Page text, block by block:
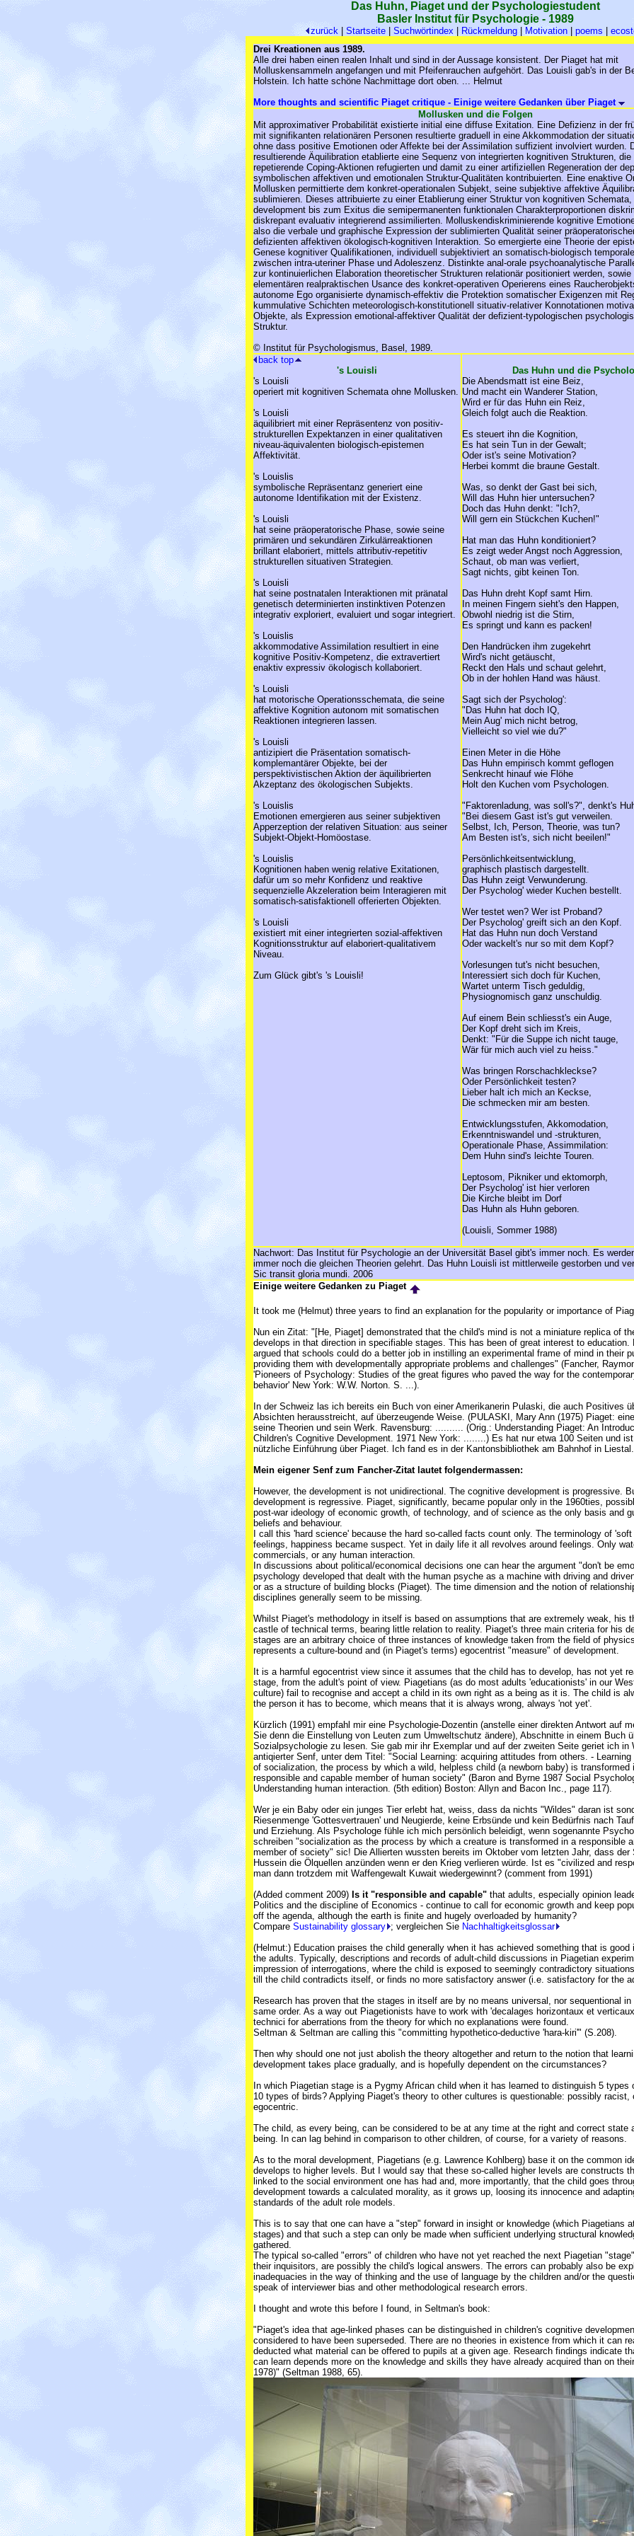
Das Huhn, Piaget und der Psychologiestudent
Basler Institut für Psychologie - 1989
zurück| Startseite| Suchwörtindex| Rückmeldung| Motivation| poems
Drei Kreationen aus 1989.
Alle drei haben einen realen Inhalt und sind in der Aussage konsistent. Der Piaget hat mit
Molluskensammeln angefangen und mit Pfeifenrauchen aufgehört. Das Louisli gab's in der
Holstein. Ich hatte schöne Nachmittage dort oben. ... Helmut
More thoughts and scientific Piaget critique - Einige weitere Gedanken über Piaget
Mollusken und die Folgen
Mit approximativer Probabilität existierte initial eine diffuse Exitation. Eine Defizienz in der
mit signifikanten relationären Personen resultierte graduell in eine Akkommodation der
ohne dass positive Emotionen oder Affekte bei der Assimilation suffizient involviert wurden.
resultierende Äquilibration etablierte eine Sequenz von integrierten kognitiven Strukturen, die
repetierende Coping-Aktionen refugierten und damit zu einer artifiziellen Regeneration der
symbolischen affektiven und emotionalen Struktur-Qualitäten kontribuierten. Eine enaktive
Mollusken permittierte dem konkret-operationalen Subjekt, seine subjektive affektive
sublimieren. Dieses attribuierte zu einer Etablierung einer Struktur von kognitiven
development bis zum Exitus die semipermanenten funktionalen Charakterproportionen
diskrepant evaluativ integrierend assimilierten. Molluskendiskriminierende kognitive
also die verbale und graphische Expression der sublimierten Qualität seiner
defizienten affektiven ökologisch-kognitiven Interaktion. So emergierte eine Theorie der
Genese kognitiver Qualifikationen, individuell subjektiviert an somatisch-biologisch
zwischen intra-uteriner Phase und Adoleszenz. Distinkte anal-orale psychoanalytische
zur kontinuierlichen Elaboration theoretischer Strukturen relationär positioniert werden, sowie
elementären realpraktischen Usance des konkret-operativen Operierens eines
autonome Ego organisierte dynamisch-effektiv die Protektion somatischer Exigenzen mit
kummulative Schichten meteorologisch-konstitutionell situativ-relativer Konnotationen
Objekte, als Expression emotional-affektiver Qualität der defizient-typologischen
Struktur.
© Institut für Psychologismus, Basel, 1989.
back top
's Louisli
's Louisli
operiert mit kognitiven Schemata ohne Mollusken.
's Louisli
äquilibriert mit einer Repräsentenz von positiv-
strukturellen Expektanzen in einer qualitativen
niveau-äquivalenten biologisch-epistemen
Affektivität.
's Louislis
symbolische Repräsentanz generiert eine
autonome Identifikation mit der Existenz.
's Louisli
hat seine präoperatorische Phase, sowie seine
primären und sekundären Zirkulärreaktionen
brillant elaboriert, mittels attributiv-repetitiv
strukturellen situativen Strategien.
's Louisli
hat seine postnatalen Interaktionen mit pränatal
genetisch determinierten instinktiven Potenzen
integrativ exploriert, evaluiert und sogar integriert.
's Louislis
akkommodative Assimilation resultiert in eine
kognitive Positiv-Kompetenz, die extravertiert
enaktiv expressiv ökologisch kollaboriert.
's Louisli
hat motorische Operationsschemata, die seine
affektive Kognition autonom mit somatischen
Reaktionen integrieren lassen.
's Louisli
antizipiert die Präsentation somatisch-
komplemantärer Objekte, bei der
perspektivistischen Aktion der äquilibrierten
Akzeptanz des ökologischen Subjekts.
's Louislis
Emotionen emergieren aus seiner subjektiven
Apperzeption der relativen Situation: aus seiner
Subjekt-Objekt-Homöostase.
's Louislis
Kognitionen haben wenig relative Exitationen,
dafür um so mehr Konfidenz und reaktive
sequenzielle Akzeleration beim Interagieren mit
somatisch-satisfaktionell offerierten Objekten.
's Louisli
existiert mit einer integrierten sozial-affektiven
Kognitionsstruktur auf elaboriert-qualitativem
Niveau.
Zum Glück gibt's 's Louisli!
Das Huhn und die
Die Abendsmatt ist eine Beiz,
Und macht ein Wanderer Station,
Wird er für das Huhn ein Reiz,
Gleich folgt auch die Reaktion.
Es steuert ihn die Kognition,
Es hat sein Tun in der Gewalt;
Oder ist's seine Motivation?
Herbei kommt die braune Gestalt.
Was, so denkt der Gast bei sich,
Will das Huhn hier untersuchen?
Doch das Huhn denkt: "Ich?,
Will gern ein Stückchen Kuchen!"
Hat man das Huhn konditioniert?
Es zeigt weder Angst noch Aggression,
Schaut, ob man was verliert,
Sagt nichts, gibt keinen Ton.
Das Huhn dreht Kopf samt Hirn.
In meinen Fingern sieht's den Happen,
Obwohl niedrig ist die Stirn,
Es springt und kann es packen!
Den Handrücken ihm zugekehrt
Wird's nicht getäuscht,
Reckt den Hals und schaut gelehrt,
Ob in der hohlen Hand was häust.
Sagt sich der Psycholog':
"Das Huhn hat doch IQ,
Mein Aug' mich nicht betrog,
Vielleicht so viel wie du?"
Einen Meter in die Höhe
Das Huhn empirisch kommt geflogen
Senkrecht hinauf wie Flöhe
Holt den Kuchen vom Psychologen.
"Faktorenladung, was soll's?", denkt's
"Bei diesem Gast ist's gut verweilen.
Selbst, Ich, Person, Theorie, was tun?
Am Besten ist's, sich nicht beeilen!"
Persönlichkeitsentwicklung,
graphisch plastisch dargestellt.
Das Huhn zeigt Verwunderung.
Der Psycholog' wieder Kuchen bestellt.
Wer testet wen? Wer ist Proband?
Der Psycholog' greift sich an den Kopf.
Hat das Huhn nun doch Verstand
Oder wackelt's nur so mit dem Kopf?
Vorlesungen tut's nicht besuchen,
Interessiert sich doch für Kuchen,
Wartet unterm Tisch geduldig,
Physiognomisch ganz unschuldig.
Auf einem Bein schliesst's ein Auge,
Der Kopf dreht sich im Kreis,
Denkt: "Für die Suppe ich nicht tauge,
Wär für mich auch viel zu heiss."
Was bringen Rorschachkleckse?
Oder Persönlichkeit testen?
Lieber halt ich mich an Keckse,
Die schmecken mir am besten.
Entwicklungsstufen, Akkomodation,
Erkenntniswandel und -strukturen,
Operationale Phase, Assimmilation:
Dem Huhn sind's leichte Touren.
Leptosom, Pikniker und ektomorph,
Der Psycholog' ist hier verloren
Die Kirche bleibt im Dorf
Das Huhn als Huhn geboren.
(Louisli, Sommer 1988)
Nachwort: Das Institut für Psychologie an der Universität Basel gibt's immer noch. Es
immer noch die gleichen Theorien gelehrt. Das Huhn Louisli ist mittlerweile gestorben und
Sic transit gloria mundi. 2006
Einige weitere Gedanken zu Piaget
It took me (Helmut) three years to find an explanation for the popularity or importance of
Nun ein Zitat: "[He, Piaget] demonstrated that the child's mind is not a miniature replica of
develops in that direction in specifiable stages. This has been of great interest to education.
argued that schools could do a better job in instilling an experimental frame of mind in their
providing them with developmentally appropriate problems and challenges" (Fancher,
'Pioneers of Psychology: Studies of the great figures who paved the way for the
behavior' New York: W.W. Norton. S. ...).
In der Schweiz las ich bereits ein Buch von einer Amerikanerin Pulaski, die auch Positives
Absichten herausstreicht, auf überzeugende Weise. (PULASKI, Mary Ann (1975) Piaget:
seine Theorien und sein Werk. Ravensburg: .......... (Orig.: Understanding Piaget: An
Children's Cognitive Development. 1971 New York: ........) Es hat nur etwa 100 Seiten und
nützliche Einführung über Piaget. Ich fand es in der Kantonsbibliothek am Bahnhof in Liestal.
Mein eigener Senf zum Fancher-Zitat lautet folgendermassen:
However, the development is not unidirectional. The cognitive development is progressive.
development is regressive. Piaget, significantly, became popular only in the 1960ties,
post-war ideology of economic growth, of technology, and of science as the only basis and
beliefs and behaviour.
I call this 'hard science' because the hard so-called facts count only. The terminology of
feelings, happiness became suspect. Yet in daily life it all revolves around feelings. Only
commercials, or any human interaction.
In discussions about political/economical decisions one can hear the argument "don't be
psychology developed that dealt with the human psyche as a machine with driving and
or as a structure of building blocks (Piaget). The time dimension and the notion of
disciplines generally seem to be missing.
Whilst Piaget's methodology in itself is based on assumptions that are extremely weak, his
castle of technical terms, bearing little relation to reality. Piaget's three main criteria for his
stages are an arbitrary choice of three instances of knowledge taken from the field of
represents a culture-bound and (in Piaget's terms) egocentrist "measure" of development.
It is a harmful egocentrist view since it assumes that the child has to develop, has not yet
stage, from the adult's point of view. Piagetians (as do most adults 'educationists' in our
culture) fail to recognise and accept a child in its own right as a being as it is. The child is
the person it has to become, which means that it is always wrong, always 'not yet'.
Kürzlich (1991) empfahl mir eine Psychologie-Dozentin (anstelle einer direkten Antwort auf
Sie denn die Einstellung von Leuten zum Umweltschutz ändere), Abschnitte in einem Buch
Sozialpsychologie zu lesen. Sie gab mir ihr Exemplar und auf der zweiten Seite geriet ich in
antiqierter Senf, unter dem Titel: "Social Learning: acquiring attitudes from others. -
of socialization, the process by which a wild, helpless child (a newborn baby) is transformed
responsible and capable member of human society" (Baron and Byrne 1987 Social
Understanding human interaction. (5th edition) Boston: Allyn and Bacon Inc., page 117).
Wer je ein Baby oder ein junges Tier erlebt hat, weiss, dass da nichts "Wildes" daran ist
Riesenmenge 'Gottesvertrauen' und Neugierde, keine Erbsünde und kein Bedürfnis nach
und Erziehung. Als Psychologe fühle ich mich persönlich beleidigt, wenn sogenannte
schreiben "socialization as the process by which a creature is transformed in a responsible
member of society" sic! Die Allierten wussten bereits im Oktober vom letzten Jahr, dass der
Hussein die Ölquellen anzünden wenn er den Krieg verlieren würde. Ist es "civilized and
man dann trotzdem mit Waffengewalt Kuwait wiedergewinnt? (comment from 1991)
(Added comment 2009) Is it "responsible and capable" that adults, especially opinion
Politics and the discipline of Economics - continue to call for economic growth and keep
off the agenda, although the earth is finite and hugely overloaded by humanity?
Compare Sustainability glossary ; vergleichen Sie Nachhaltigkeitsglossar
(Helmut:) Education praises the child generally when it has achieved something that is good
the adults. Typically, descriptions and records of adult-child discussions in Piagetian
impression of interrogations, where the child is exposed to seemingly contradictory
till the child contradicts itself, or finds no more satisfactory answer (i.e. satisfactory for the
Research has proven that the stages in itself are by no means universal, nor sequentional
same order. As a way out Piagetionists have to work with 'decalages horizontaux et
technici for aberrations from the theory for which no explanations were found.
Seltman & Seltman are calling this "committing hypothetico-deductive 'hara-kiri'" (S.208).
Then why should one not just abolish the theory altogether and return to the notion that
development takes place gradually, and is hopefully dependent on the circumstances?
In which Piagetian stage is a Pygmy African child when it has learned to distinguish 5 types
10 types of birds? Applying Piaget's theory to other cultures is questionable: possibly racist,
egocentric.
The child, as every being, can be considered to be at any time at the right and correct state
being. In can lag behind in comparison to other children, of course, for a variety of reasons.
As to the moral development, Piagetians (e.g. Lawrence Kohlberg) base it on the common
develops to higher levels. But I would say that these so-called higher levels are constructs
linked to the social environment one has had and, more importantly, that the child goes
development towards a calculated morality, as it grows up, loosing its innocence and
standards of the adult role models.
This is to say that one can have a "step" forward in insight or knowledge (which Piagetians
stages) and that such a step can only be made when sufficient underlying structural
gathered.
The typical so-called "errors" of children who have not yet reached the next Piagetian
their inquisitors, are possibly the child's logical answers. The errors can probably also be
inadequacies in the way of thinking and the use of language by the children and/or the
speak of interviewer bias and other methodological research errors.
I thought and wrote this before I found, in Seltman's book:
"Piaget's idea that age-linked phases can be distinguished in children's cognitive
considered to have been superseded. There are no theories in existence from which it can
deducted what material can be offered to pupils at a given age. Research findings indicate
can learn depends more on the knowledge and skills they have already acquired than on
1978)" (Seltman 1988, 65).